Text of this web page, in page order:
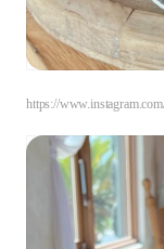
https://